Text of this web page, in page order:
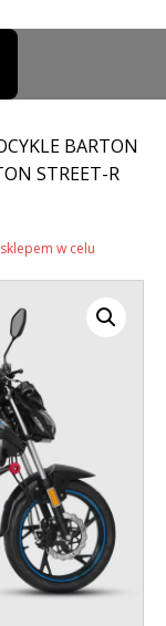
BARTON
STREET-R
w celu